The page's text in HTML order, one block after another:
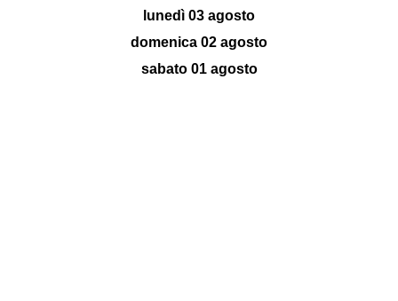
lunedì 03 agosto
domenica 02 agosto
sabato 01 agosto